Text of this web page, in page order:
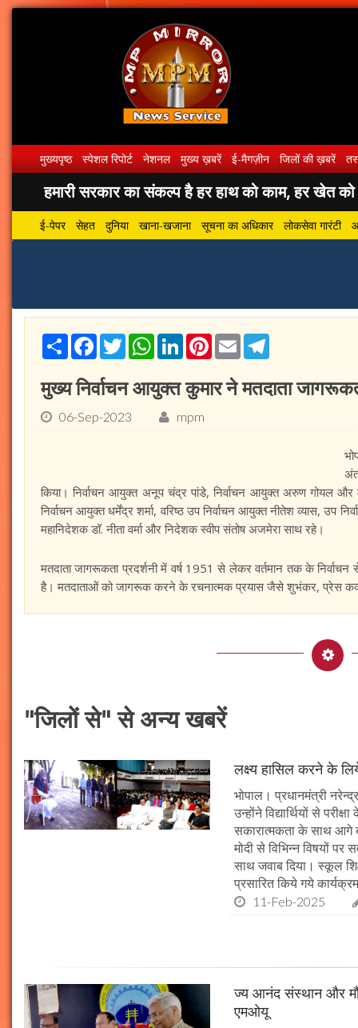
मुख्यपृष्ठ स्पेशल रिपोर्ट नेशनल मुख्य ख़बरें ई-मैगज़ीन जिलों की ख़बरें
हमारी सरकार का संकल्प है हर हाथ को काम, हर खेत को
ई-पेपर सेहत दुनिया खाना-खजाना सूचना का अधिकार लोकसेवा गारंटी
ShareFacebook
TwitterWhatsApp
LinkedInPinterest
Email
मुख्य निर्वाचन आयुक्त कुमार ने मतदाता
06-Sep-2023 mpm
किया। निर्वाचन आयुक्त अनूप चंद्र पांडे, निर्वाचन आयुक्त अरुण गोयल और
निर्वाचन आयुक्त धर्मेंद्र शर्मा, वरिष्ठ उप निर्वाचन आयुक्त नीतेश व्यास, उप
महानिदेशक डॉ. नीता वर्मा और निदेशक स्वीप संतोष अजमेरा साथ रहे।
मतदाता जागरूकता प्रदर्शनी में वर्ष 1951 से लेकर वर्तमान तक के निर्वाचन
है। मतदाताओं को जागरूक करने के रचनात्मक प्रयास जैसे शुभंकर, प्रेस
"जिलों से" से अन्य खबरें
लक्ष्य हासिल करने के
भोपाल। प्रधानमंत्री नरेन्द्र
उन्होंने विद्यार्थियों से
सकारात्मकता के साथ आगे
मोदी से विभिन्न विषयों
साथ जवाब दिया। स्कूल
प्रसारित किये गये
11-Feb-2025
ज्य आनंद संस्थान और
एमओयू